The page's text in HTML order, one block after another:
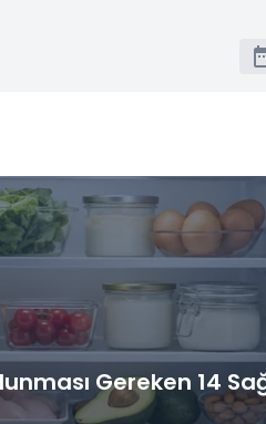
Gereken 14